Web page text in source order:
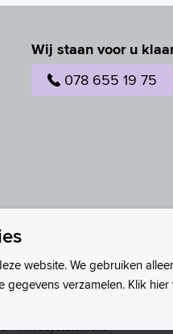
Wij staan voor u
078 655 19 75
Privacystatement
website. We gebruiken
verzamelen. Klik